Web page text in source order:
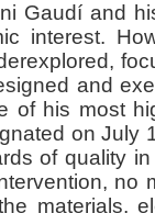
Gaudí and
interest.
and
of his most
on July
of quality
no
materials,